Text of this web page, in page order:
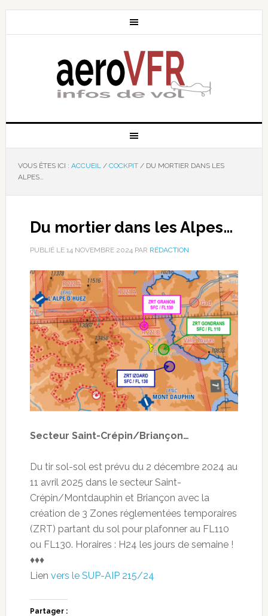
VOUS ÊTES ICI : ACCUEIL / COCKPIT /DU MORTIER DANS LES
ALPES…
Du mortier dans les Alpes…
PUBLIÉ LE 14 NOVEMBRE 2024PAR RÉDACTION
Secteur Saint-Crépin/Briançon…
Du tir sol-sol est prévu du 2 décembre 2024 au
11 avril 2025 dans le secteur Saint-
Crépin/Montdauphin et Briançon avec la
création de 3 Zones réglementées temporaires
(ZRT) partant du sol pour plafonner au FL110
ou FL130. Horaires : H24 les jours de semaine !
♦♦♦
Lien vers le SUP-AIP 215/24
Partager :